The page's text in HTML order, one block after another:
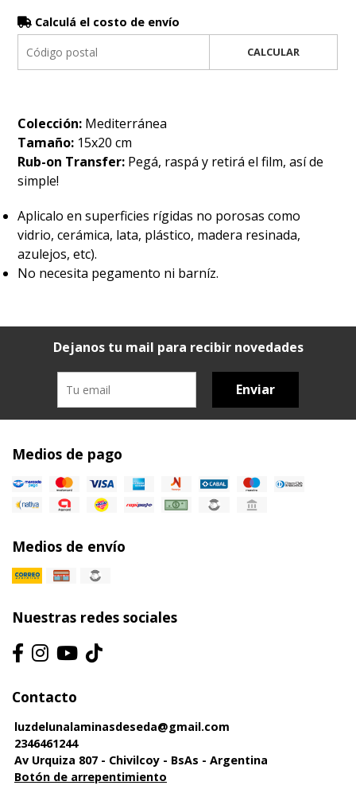
Calculá el costo de envío
CALCULAR
Colección: Mediterránea
Tamaño: 15x20 cm
Rub-on Transfer: Pegá, raspá y retirá el film, así de
simple!
Aplicalo en superficies rígidas no porosas como
vidrio, cerámica, lata, plástico, madera resinada,
azulejos, etc).
No necesita pegamento ni barníz.
Dejanos tu mail para recibir novedades
Enviar
Medios de pago
Medios de envío
Nuestras redes sociales
Contacto
luzdelunalaminasdeseda@gmail.com
2346461244
Av Urquiza 807 - Chivilcoy - BsAs - Argentina
Botón de arrepentimiento